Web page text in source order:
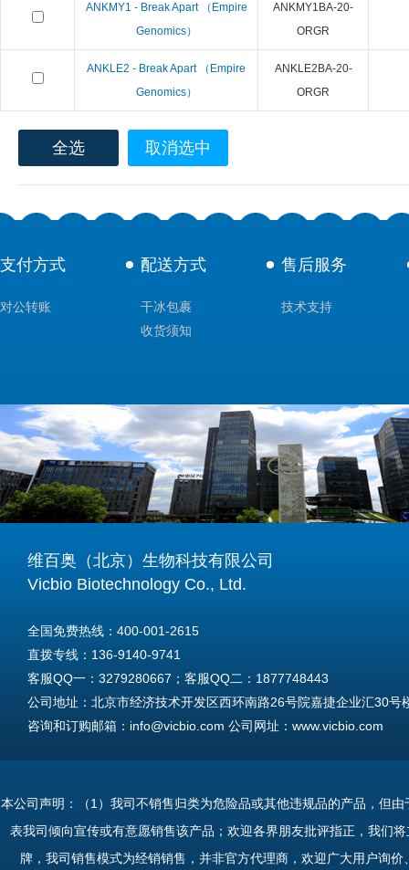
ANKMY1 - Break Apart （Empire
Genomics）
ANKMY1BA-20-
ORGR
ANKLE2 - Break Apart （Empire
Genomics）
ANKLE2BA-20-
ORGR
全选 取消选中
支付方式
对公转账
配送方式
干冰包裹
收货须知
售后服务
技术支持
维百奥（北京）生物科技有限公司
Vicbio Biotechnology Co., Ltd.
全国免费热线：400-001-2615
直拨专线：136-9140-9741
客服QQ一：3279280667；客服QQ二：1877748443
公司地址：北京市经济技术开发区西环南路26号院嘉捷企业汇30号
咨询和订购邮箱：info@vicbio.com 公司网址：www.vicbio.com
Tel: +86-13691409741
本公司声明：（1）我司不销售归类为危险品或其他违规品的产品，但
表我司倾向宣传或有意愿销售该产品；欢迎各界朋友批评指正，我们
牌，我司销售模式为经销销售，并非官方代理商，欢迎广大用户询